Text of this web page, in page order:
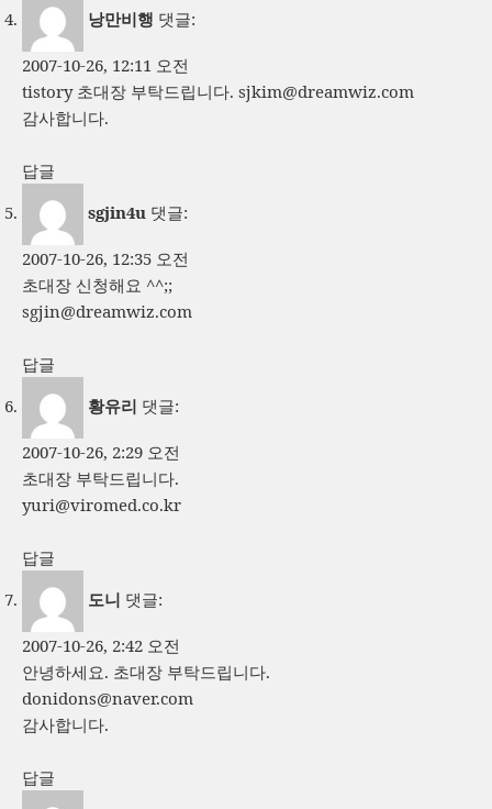
낭만비행 댓글:
2007-10-26, 12:11 오전
tistory 초대장 부탁드립니다. sjkim@dreamwiz.com
감사합니다.
답글
sgjin4u 댓글:
2007-10-26, 12:35 오전
초대장 신청해요 ^^;;
sgjin@dreamwiz.com
답글
황유리 댓글:
2007-10-26, 2:29 오전
초대장 부탁드립니다.
yuri@viromed.co.kr
답글
도니 댓글:
2007-10-26, 2:42 오전
안녕하세요. 초대장 부탁드립니다.
donidons@naver.com
감사합니다.
답글